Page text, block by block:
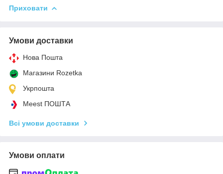
Приховати
Умови доставки
Нова Пошта
Магазини Rozetka
Укрпошта
Meest ПОШТА
Всі умови доставки
Умови оплати